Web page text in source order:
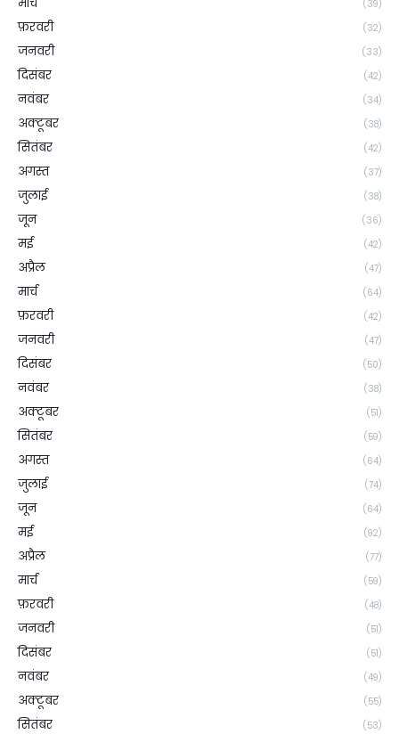
(39)
फ़रवरी (32)
जनवरी (33)
दिसंबर (42)
नवंबर (34)
अक्टूबर (38)
सितंबर (42)
अगस्त (37)
जुलाई (38)
जून (36)
मई (42)
अप्रैल (47)
मार्च (64)
फ़रवरी (42)
जनवरी (47)
दिसंबर (50)
नवंबर (38)
अक्टूबर (51)
सितंबर (59)
अगस्त (64)
जुलाई (74)
जून (64)
मई (92)
अप्रैल (77)
मार्च (59)
फ़रवरी (48)
जनवरी (51)
दिसंबर (51)
नवंबर (49)
अक्टूबर (55)
सितंबर (53)